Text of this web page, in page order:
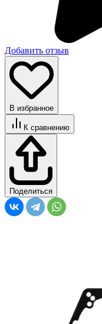
Добавить отзыв
В избранное
К сравнению
Поделиться